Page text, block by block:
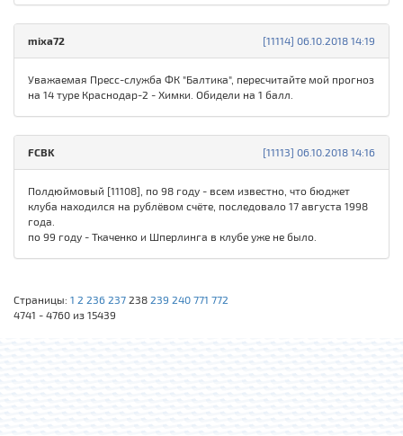
[11114] 06.10.2018 14:19
mixa72
Уважаемая Пресс-служба ФК "Балтика", пересчитайте мой прогноз
на 14 туре Краснодар-2 - Химки. Обидели на 1 балл.
[11113] 06.10.2018 14:16
FСBK
Полдюймовый [11108], по 98 году - всем известно, что бюджет
клуба находился на рублёвом счёте, последовало 17 августа 1998
года.
по 99 году - Ткаченко и Шперлинга в клубе уже не было.
Страницы: 1 2 236 237 238 239 240 771 772
4741 - 4760 из 15439